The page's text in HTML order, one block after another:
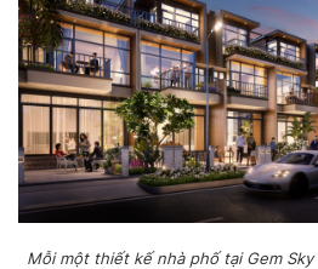
Mỗi một thiết kế nhà phố tại Gem